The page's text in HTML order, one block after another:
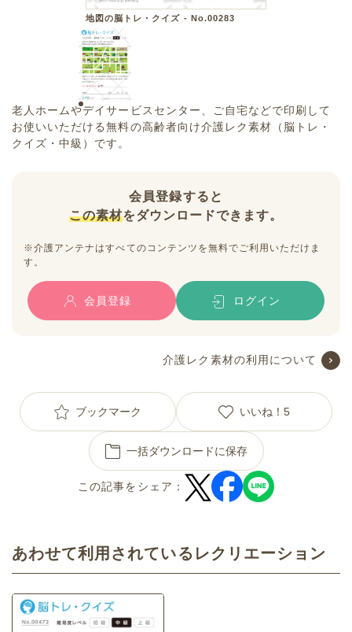
地図の脳トレ・クイズ - No.00283
老人ホームやデイサービスセンター、ご自宅などで印刷して
お使いいただける無料の高齢者向け介護レク素材（脳トレ・
クイズ・中級）です。
会員登録すると
この素材をダウンロードできます。
※介護アンテナはすべてのコンテンツを無料でご利用いただけま
す。
会員登録 ログイン
介護レク素材の利用について
ブックマーク いいね！ 5
一括ダウンロードに保存
この記事をシェア：
あわせて利用されているレクリエーション